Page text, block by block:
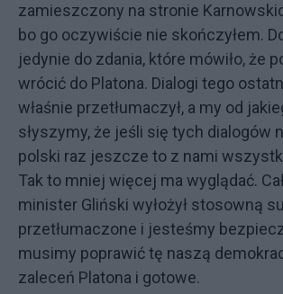
zamieszczony na stronie
bo go oczywiście nie skończyłem.
jedynie do zdania, które mówiło, że
wrócić do Platona. Dialogi tego
właśnie przetłumaczył, a my od
słyszymy, że jeśli się tych dialogów
polski raz jeszcze to z nami
Tak to mniej więcej ma wyglądać.
minister Gliński wyłożył stosowną
przetłumaczone i jesteśmy
musimy poprawić tę naszą
zaleceń Platona i gotowe.